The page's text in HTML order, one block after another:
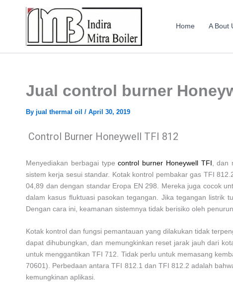
Home A Bout
Jual control burner
By jual thermal oil / April 30, 2019
Control Burner Honeywell TFI 812
Menyediakan berbagai typecontrol burner Honeywell TFI ,
sistem kerja sesui standar. Kotak kontrol pembakar gas TFI
04,89 dan dengan standar Eropa EN 298. Mereka juga cocok
dalam kasus fluktuasi pasokan tegangan. Jika tegangan listrik
Dengan cara ini, keamanan sistemnya tidak berisiko oleh
Kotak kontrol dan fungsi pemantauan yang dilakukan tidak
dapat dihubungkan, dan memungkinkan reset jarak jauh dari
untuk menggantikan TFI 712. Tidak perlu untuk memasang
70601). Perbedaan antara TFI 812.1 dan TFI 812.2 adalah
kemungkinan aplikasi.